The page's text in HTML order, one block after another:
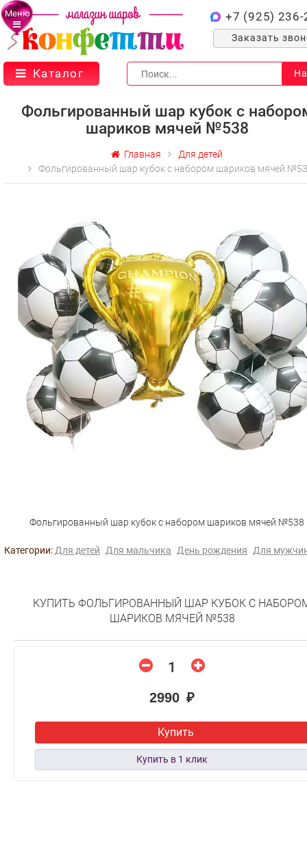
Меню +7 (925) 236-
Заказать
Каталог
Фольгированный шар кубок с
шариков мячей №538
Главная
Для детей
Фольгированный шар кубок с набором шариков мячей
Фольгированный шар кубок с набором шариков мячей №538
Категории: Для детей Для мальчика День рождения Для
КУПИТЬ ФОЛЬГИРОВАННЫЙ ШАР КУБОК С
ШАРИКОВ МЯЧЕЙ №538
2990 ₽
Купить